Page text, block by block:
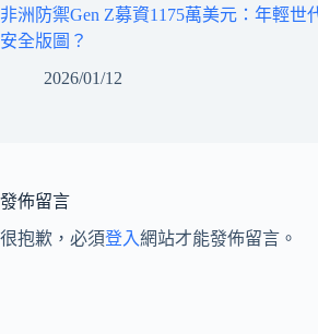
非洲防禦Gen Z募資1175萬美元：年輕世
安全版圖？
2026/01/12
發佈留言
很抱歉，必須登入網站才能發佈留言。